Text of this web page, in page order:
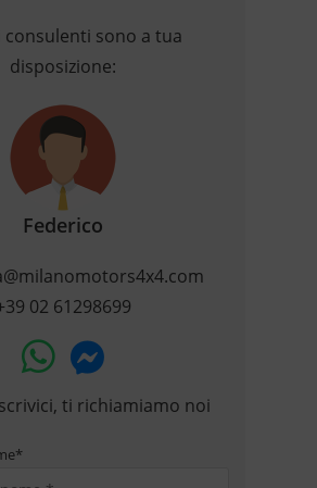
consulenti sono a tua
disposizione:
Federico
02 61298699
ti richiamiamo noi
*